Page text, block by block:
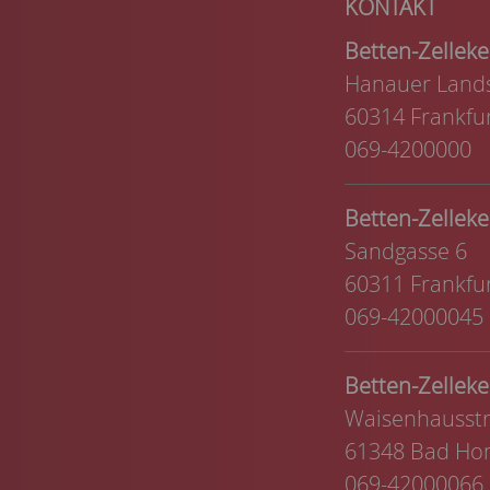
Betten-
Hanauer
60314
069-4200000
Betten-
Sandgasse 6
60311
069-42000045
Betten-
61348 Bad
069-42000066